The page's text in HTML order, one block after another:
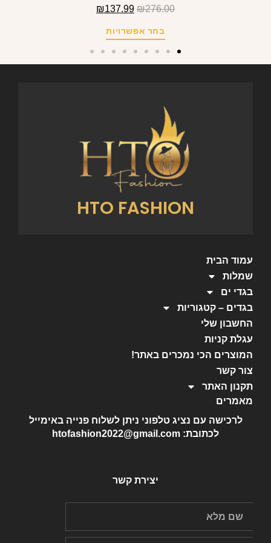
₪276.00
₪137.99
בחר אפשרויות
HTO FASHION
עמוד הבית
שמלות
בגדי ים
בגדים – קטגוריות
החשבון שלי
עגלת קניות
המוצרים הכי נמכרים באתר!
צור קשר
תקנון האתר
מאמרים
לרכישה עם נציג טלפוני ניתן לשלוח פנייה באימייל
לכתובת: htofashion2022@gmail.com
יצירת קשר